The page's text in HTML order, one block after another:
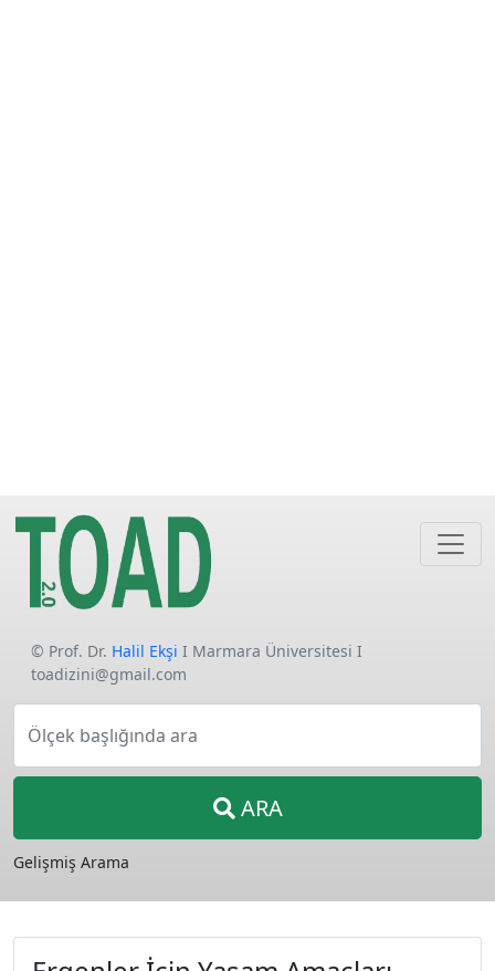
© Prof. Dr. Halil Ekşi I Marmara Üniversitesi I
toadizini@gmail.com
Ölçek başlığında ara
ARA
Gelişmiş Arama